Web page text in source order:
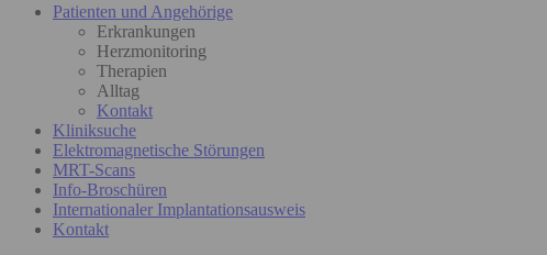
Patienten und Angehörige
Erkrankungen
Herzmonitoring
Therapien
Alltag
Kontakt
Kliniksuche
Elektromagnetische Störungen
MRT-Scans
Info-Broschüren
Internationaler Implantationsausweis
Kontakt